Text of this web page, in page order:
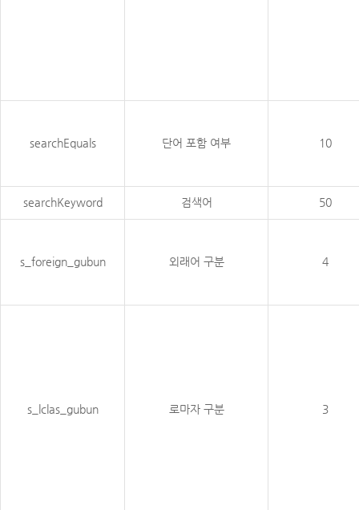
searchEquals 단어 포함 여부 10
searchKeyword 검색어 50
s_foreign_gubun 외래어 구분 4
s_lclas_gubun 로마자 구분 3